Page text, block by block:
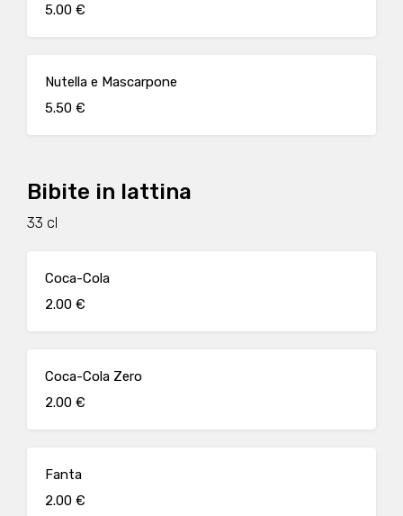
5.00 €
Nutella e Mascarpone
5.50 €
Bibite in lattina
33 cl
Coca-Cola
2.00 €
Coca-Cola Zero
2.00 €
Fanta
2.00 €